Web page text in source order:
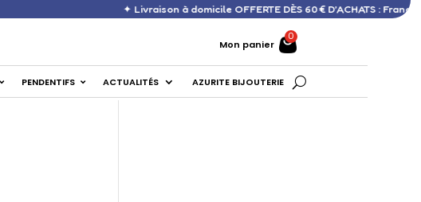
✦ Livraison à domicile OFFERTE DÈS 60 € D’ACHATS : France, DOM,
Mon panier
PENDENTIFS ACTUALITÉS AZURITE BIJOUTERIE